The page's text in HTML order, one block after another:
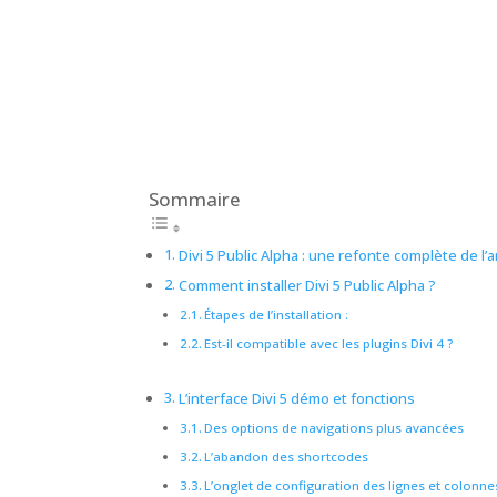
Sommaire
Divi 5 Public Alpha : une refonte complète de
Comment installer Divi 5 Public Alpha ?
Étapes de l’installation :
Est-il compatible avec les plugins Divi 4 ?
L’interface Divi 5 démo et fonctions
Des options de navigations plus avancées
L’abandon des shortcodes
L’onglet de configuration des lignes et